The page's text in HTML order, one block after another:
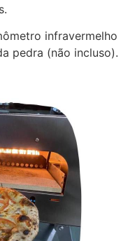
infravermelho
pedra (não incluso).